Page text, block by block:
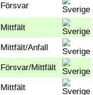
Försvar
Mittfält
Mittfält/Anfall
Försvar/Mittfält
Mittfält